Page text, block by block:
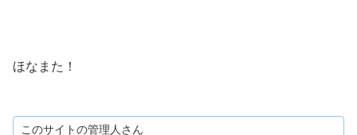
ほなまた！
このサイトの管理人さん